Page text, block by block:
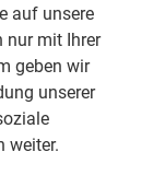
auf unsere
nur mit Ihrer
geben wir
unserer
weiter.